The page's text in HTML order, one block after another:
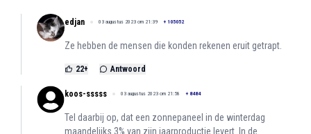
edjan 03 augustus 2023 om 21:39 + 105052
Ze hebben de mensen die konden rekenen eruit getrapt.
22+ Antwoord
koos-sssss 03 augustus 2023 om 21:58 + 8484
Tel daarbij op, dat een zonnepaneel in de winterdag
maandelijks 3% van zijn jaarproductie levert. In de